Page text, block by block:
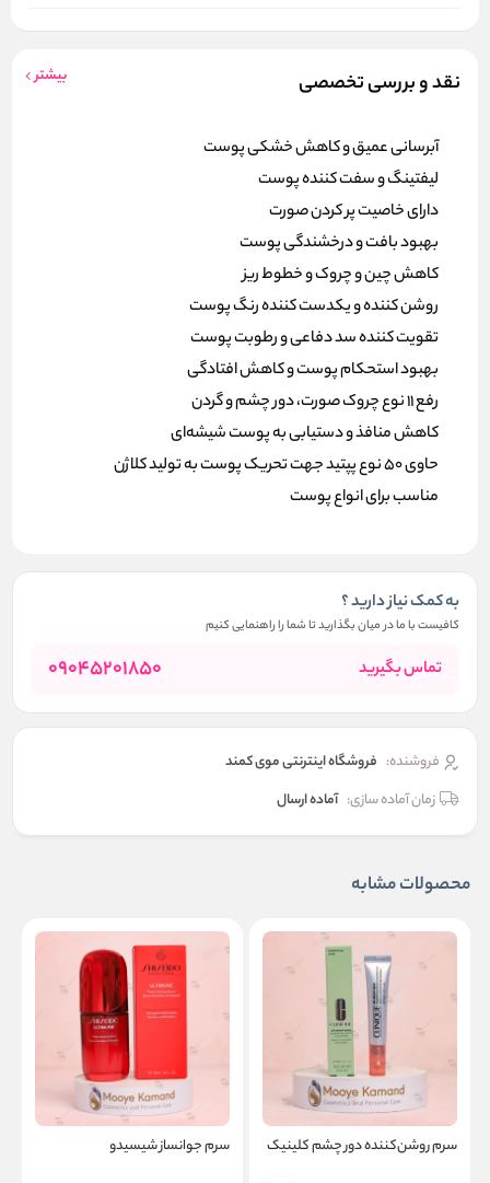
نقد و بررسی تخصصی بیشتر
آبرسانی عمیق و کاهش خشکی پوست
لیفتینگ و سفت کننده پوست
دارای خاصیت پر کردن صورت
بهبود بافت و درخشندگی پوست
کاهش چین و چروک و خطوط ریز
روشن کننده و یکدست کننده رنگ پوست
تقویت کننده سد دفاعی و رطوبت پوست
بهبود استحکام پوست و کاهش افتادگی
رفع 11 نوع چروک صورت، دور چشم و گردن
کاهش منافذ و دستیابی به پوست شیشه‌ای
حاوی 50 نوع پپتید جهت تحریک پوست به تولید کلاژن
مناسب برای انواع پوست
به کمک نیاز دارید ؟
کافیست با ما در میان بگذارید تا شما را راهنمایی کنیم
تماس بگیرید 09045201850
فروشنده: فروشگاه اینترنتی موی کمند
زمان آماده سازی: آماده ارسال
محصولات مشابه
سرم روشن‌کننده دور چشم کلینیک سرم جوانساز شیسیدو